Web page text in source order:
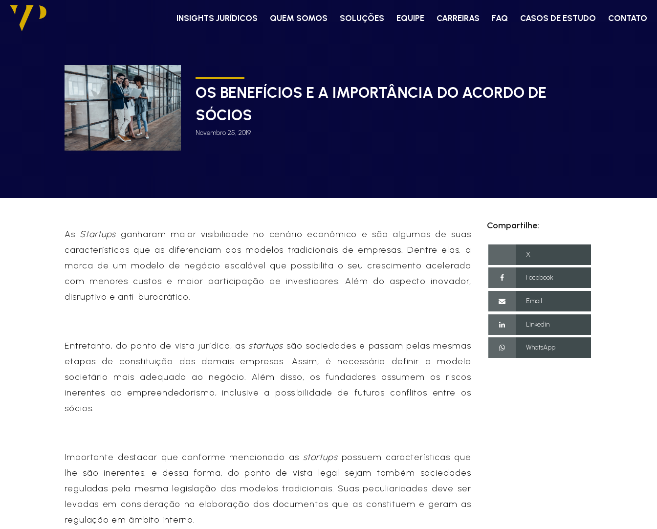
INSIGHTS JURÍDICOS QUEM SOMOS SOLUÇÕES EQUIPE CARREIRAS FAQ CASOS DE ESTUDO CONTATO
OS BENEFÍCIOS E A IMPORTÂNCIA DO ACORDO DE
SÓCIOS
Novembro 25, 2019
As Startups ganharam maior visibilidade no cenário econômico e são algumas de suas
características que as diferenciam dos modelos tradicionais de empresas. Dentre elas, a
marca de um modelo de negócio escalável que possibilita o seu crescimento acelerado
com menores custos e maior participação de investidores. Além do aspecto inovador,
disruptivo e anti-burocrático.
Entretanto, do ponto de vista jurídico, as startups são sociedades e passam pelas mesmas
etapas de constituição das demais empresas. Assim, é necessário definir o modelo
societário mais adequado ao negócio. Além disso, os fundadores assumem os riscos
inerentes ao empreendedorismo, inclusive a possibilidade de futuros conflitos entre os
sócios.
Importante destacar que conforme mencionado as startups possuem características que
lhe são inerentes, e dessa forma, do ponto de vista legal sejam também sociedades
reguladas pela mesma legislação dos modelos tradicionais. Suas peculiaridades deve ser
levadas em consideração na elaboração dos documentos que as constituem e geram as
regulação em âmbito interno.
Compartilhe:
X
Facebook
Email
Linkedin
WhatsApp